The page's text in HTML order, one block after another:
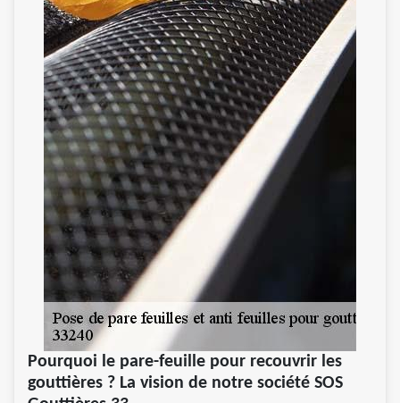
Pourquoi le pare-feuille pour recouvrir les
gouttières ? La vision de notre société SOS